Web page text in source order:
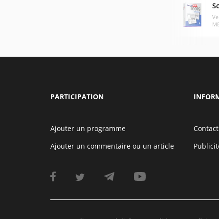
PARTICIPATION
Ajouter un programme
Ajouter un commentaire ou un article
Contact